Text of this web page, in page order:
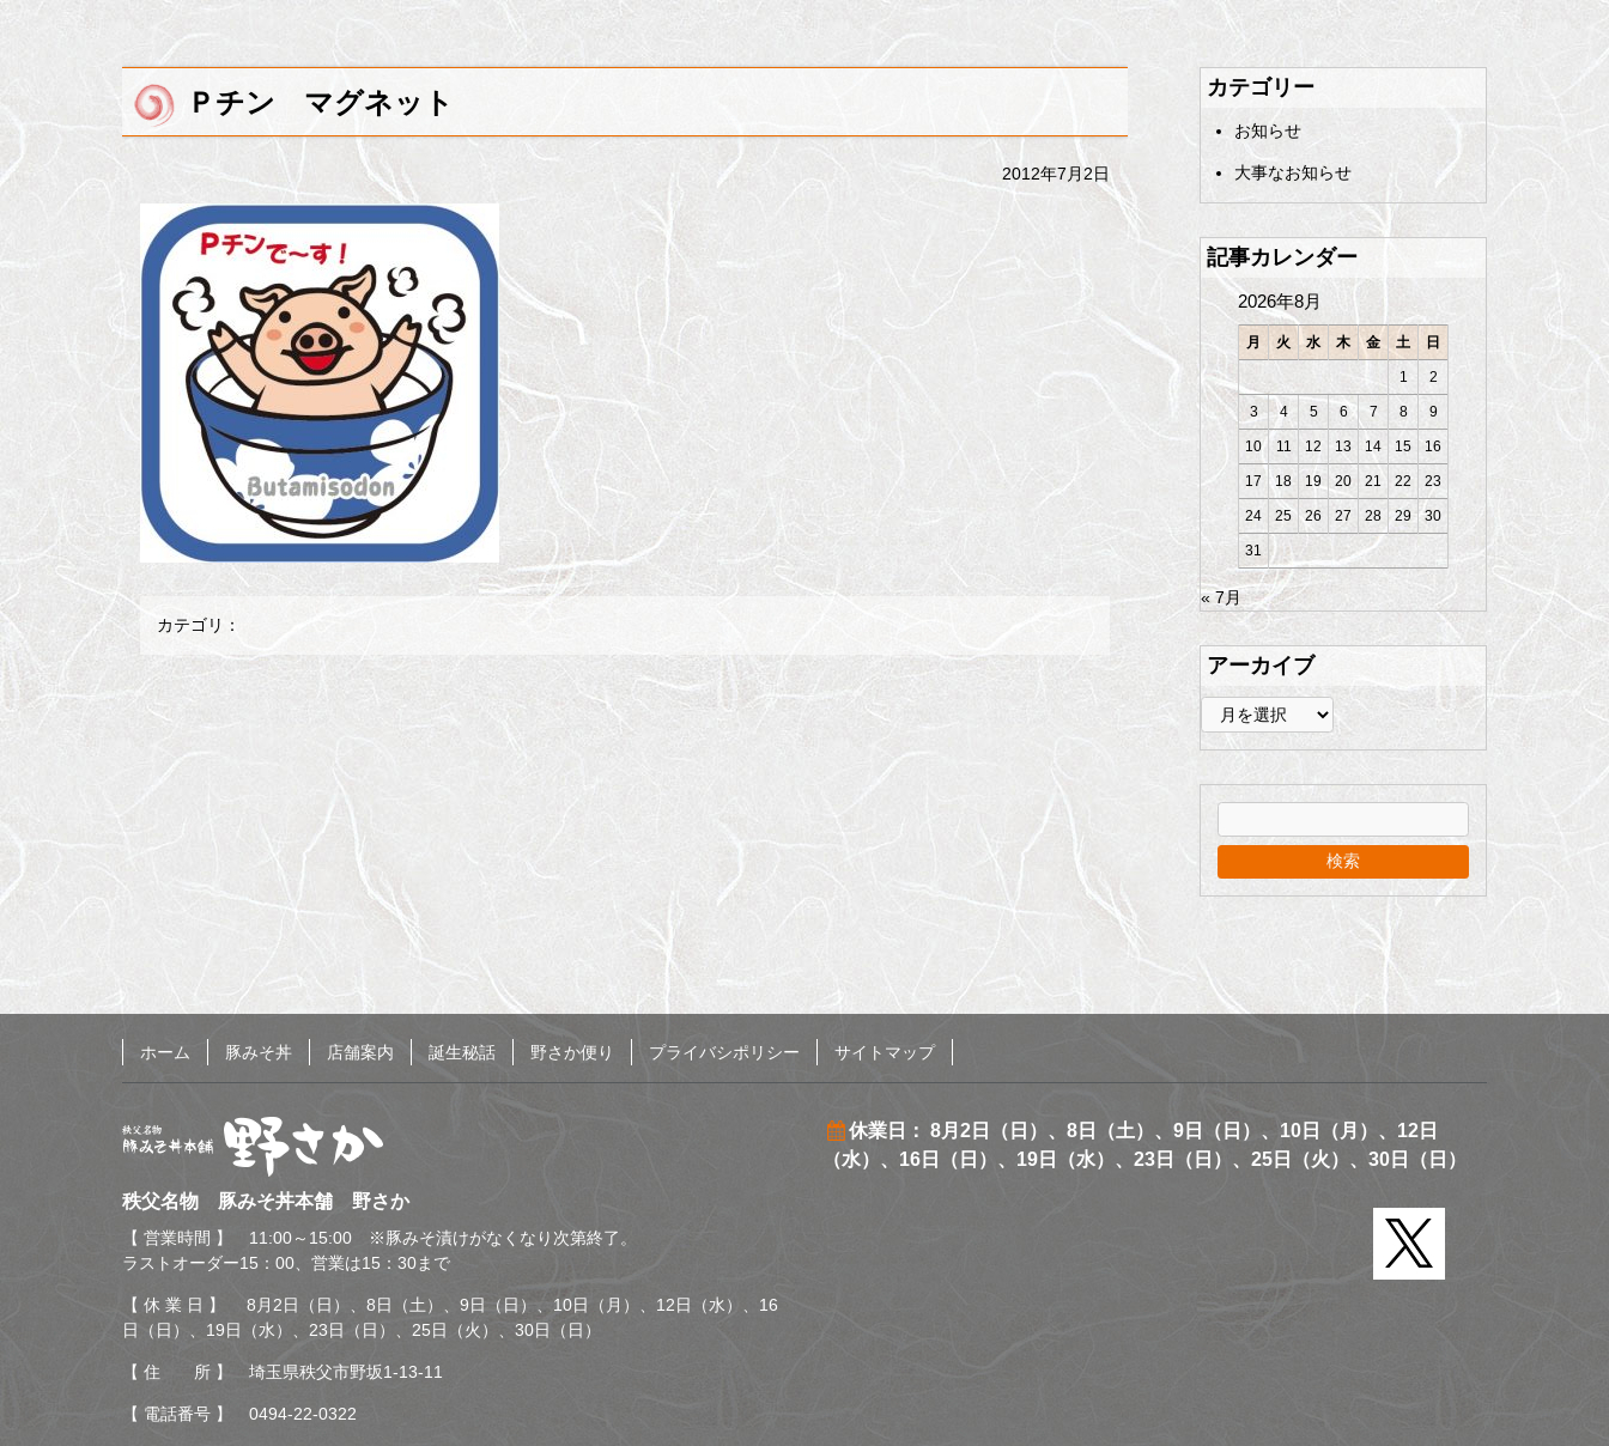
Ｐチン マグネット
2012年7月2日
カテゴリ：
へ
戻
る
カテゴリー
お知らせ
大事なお知らせ
記事カレンダー
2026年8月
月 火 水 木 金 土 日
1 2
3 4 5 6 7 8 9
10 11 12 13 14 15 16
17 18 19 20 21 22 23
24 25 26 27 28 29 30
31
« 7月
アーカイブ
ア
ー
カ
イ
ブ
ホーム 豚みそ丼 店舗案内 誕生秘話 野さか便り プライバシポリシー サイトマップ
秩父名物 豚みそ丼本舗
野さか
秩父名物 豚みそ丼本舗 野さか
【 営業時間 】 11:00～15:00 ※豚みそ漬けがなくなり次第終了。
ラストオーダー15：00、営業は15：30まで
【 休 業 日 】 8月2日（日）、8日（土）、9日（日）、10日（月）、12日（水）、16
日（日）、19日（水）、23日（日）、25日（火）、30日（日）
【 住 所 】 埼玉県秩父市野坂1-13-11
【 電話番号 】 0494-22-0322
休業日： 8月2日（日）、8日（土）、9日（日）、10日（月）、12日
（水）、16日（日）、19日（水）、23日（日）、25日（火）、30日（日）